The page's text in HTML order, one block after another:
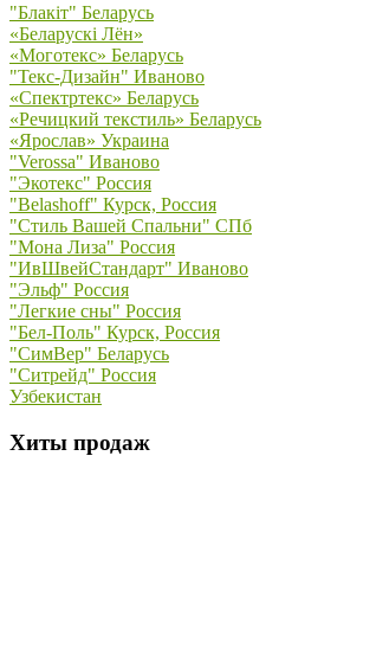
"Блакiт" Беларусь
«Беларускi Лён»
«Моготекс» Беларусь
"Текс-Дизайн" Иваново
«Спектртекс» Беларусь
«Речицкий текстиль» Беларусь
«Ярослав» Украина
"Verossa" Иваново
"Экотекс" Россия
"Belashoff" Курск, Россия
"Стиль Вашей Спальни" СПб
"Мона Лиза" Россия
"ИвШвейСтандарт" Иваново
"Эльф" Россия
"Легкие сны" Россия
"Бел-Поль" Курск, Россия
"СимВер" Беларусь
"Ситрейд" Россия
Узбекистан
Хиты продаж